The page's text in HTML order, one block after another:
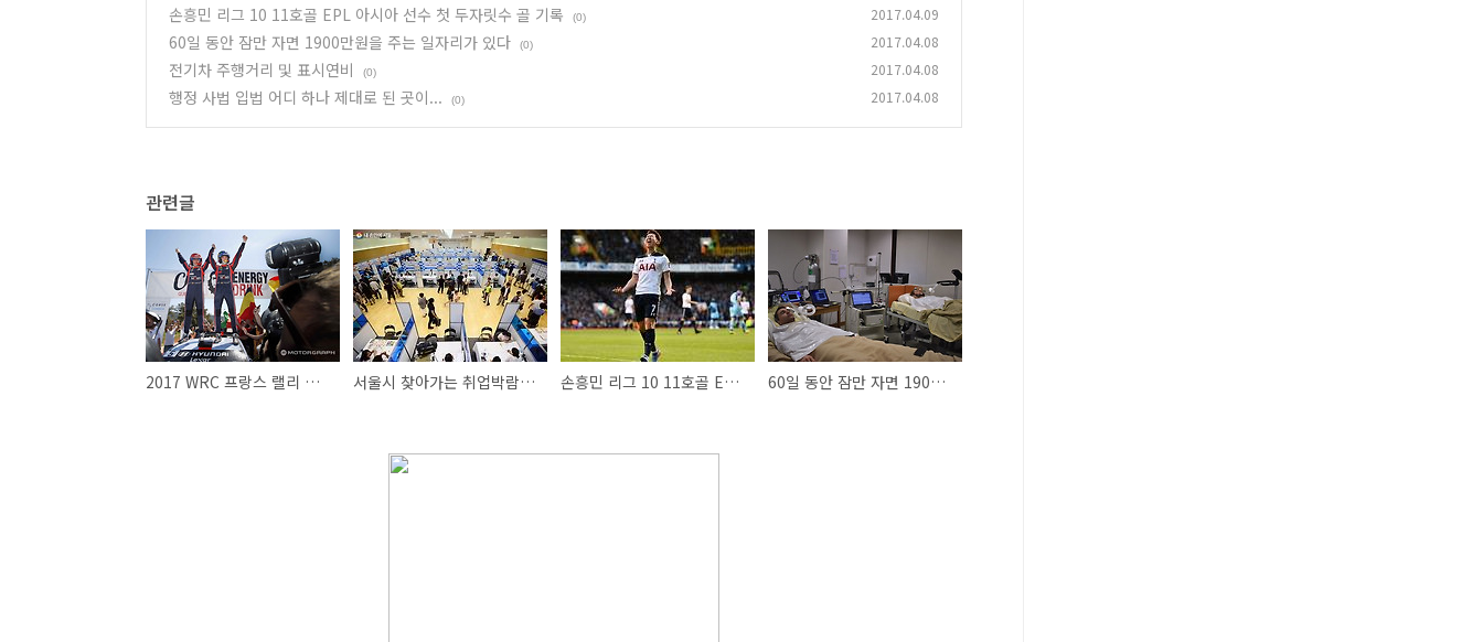
손흥민 리그 10 11호골 EPL 아시아 선수 첫 두자릿수 골 기록 (0) 2017.04.09
60일 동안 잠만 자면 1900만원을 주는 일자리가 있다 (0) 2017.04.08
전기차 주행거리 및 표시연비 (0) 2017.04.08
행정 사법 입법 어디 하나 제대로 된 곳이... (0) 2017.04.08
관련글
2017 WRC 프랑스 랠리 현대차 우승 서울시 찾아가는 취업박람회 개최 손흥민 리그 10 11호골 EPL 아시아 선수 첫 두자릿수 골 기록 60일 동안 잠만 자면 1900만원을 주는 일자리가 있다